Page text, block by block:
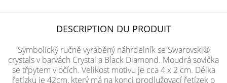
DESCRIPTION DU PRODUIT
Symbolický ručně vyráběný náhrdelník se Swarovski®
crystals v barvách Crystal a Black Diamond. Moudrá sovička
se třpytem v očích. Velikost motivu je cca 4 x 2 cm. Délka
řetízku je 42cm, který má na konci prodlužovací řetízek o